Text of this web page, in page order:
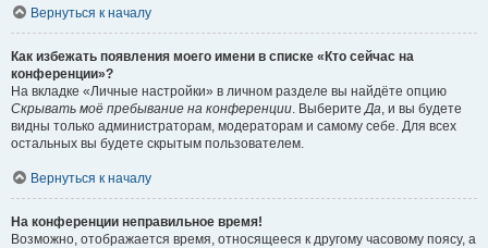
Вернуться к началу
Как избежать появления моего имени в списке «Кто сейчас на
конференции»?
На вкладке «Личные настройки» в личном разделе вы найдёте опцию
Скрывать моё пребывание на конференции. ВыберитеДа, и вы будете
видны только администраторам, модераторам и самому себе. Для всех
остальных вы будете скрытым пользователем.
Вернуться к началу
На конференции неправильное время!
Возможно, отображается время, относящееся к другому часовому поясу, а